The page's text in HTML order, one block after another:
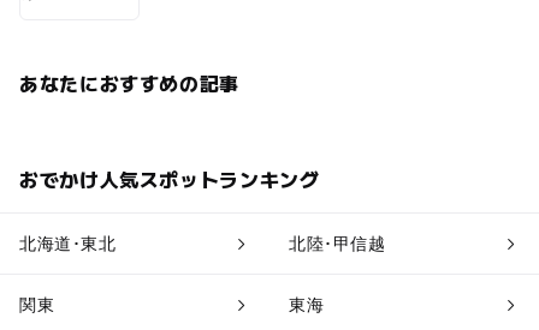
あなたにおすすめの記事
おでかけ人気スポットランキング
北海道･東北 北陸･甲信越
関東 東海